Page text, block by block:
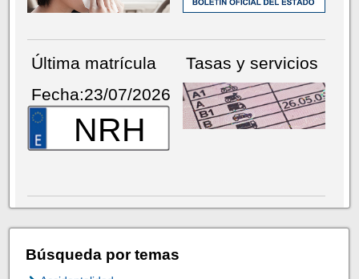
Última matrícula
Fecha:23/07/2026
NRH
Tasas y servicios
Búsqueda por temas